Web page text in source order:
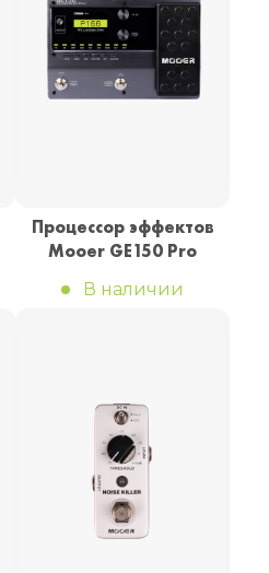
Процессор эффектов
Mooer GE150 Pro
В наличии